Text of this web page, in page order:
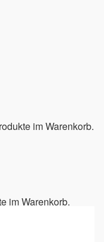
im Warenkorb.
im Warenkorb.